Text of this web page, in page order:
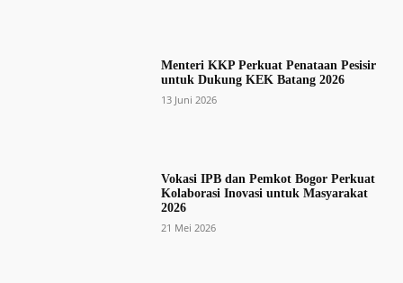
Menteri KKP Perkuat Penataan Pesisir
untuk Dukung KEK Batang 2026
13 Juni 2026
Vokasi IPB dan Pemkot Bogor Perkuat
Kolaborasi Inovasi untuk Masyarakat
2026
21 Mei 2026